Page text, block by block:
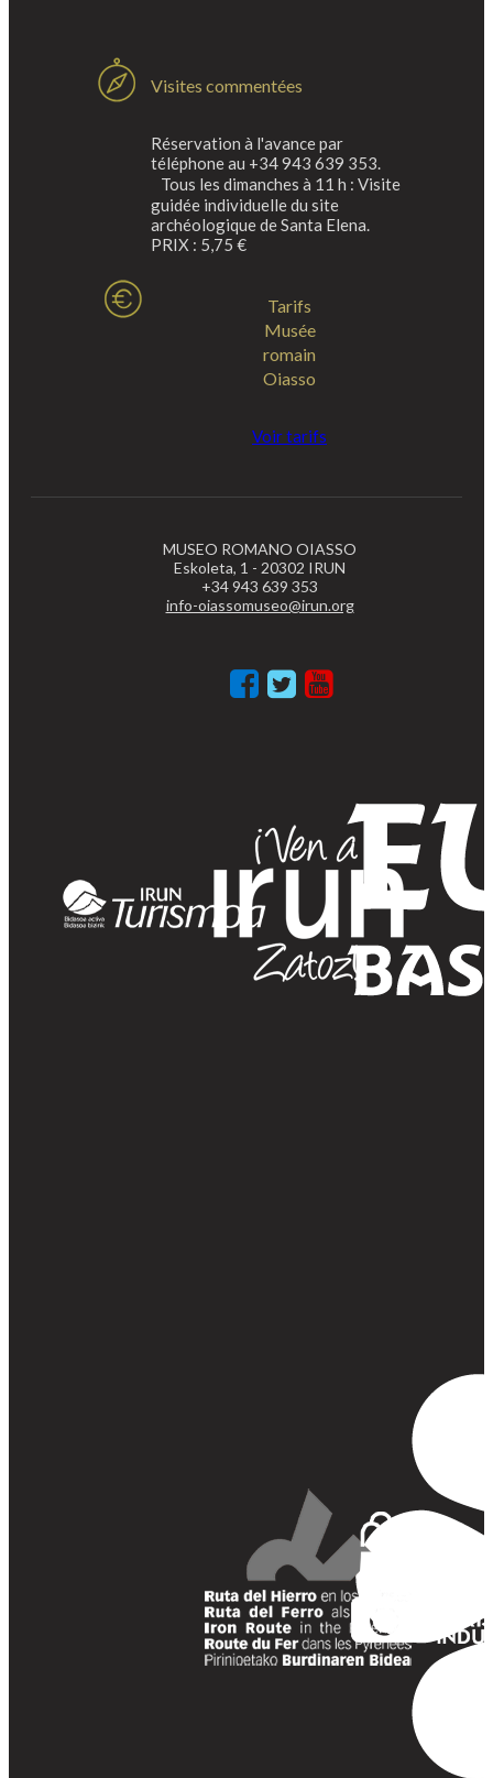
Visites commentées
Réservation à l'avance par
téléphone au +34 943 639 353.
Tous les dimanches à 11 h : Visite
guidée individuelle du site
archéologique de Santa Elena.
PRIX : 5,75 €
Tarifs
Musée
romain
Oiasso
Voir tarifs
MUSEO ROMANO OIASSO
Eskoleta, 1 - 20302 IRUN
+34 943 639 353
info-oiassomuseo@irun.org